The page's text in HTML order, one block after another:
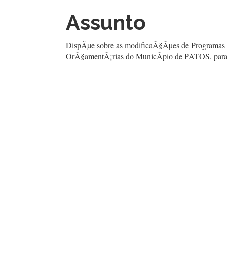
Assunto
DispÃµe sobre as modificaÃ§Ãµes de
OrÃ§amentÃ¡rias do MunicÃ­pio de PATOS,